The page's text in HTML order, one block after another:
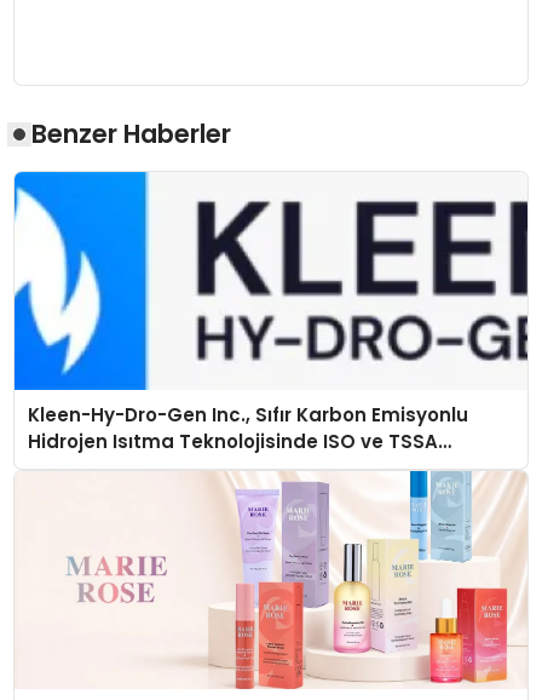
Benzer Haberler
Kleen-Hy-Dro-Gen Inc., Sıfır Karbon Emisyonlu
Hidrojen Isıtma Teknolojisinde ISO ve TSSA
Düzenleyici Onaylarını Aldı